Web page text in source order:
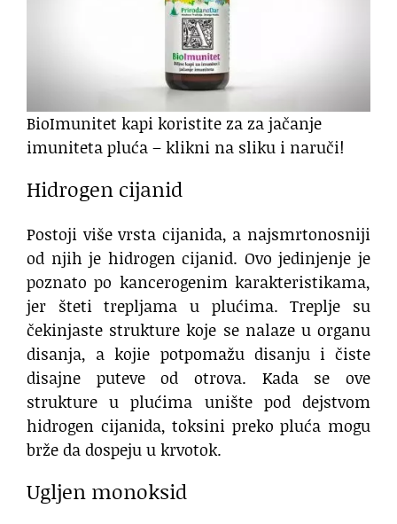
BioImunitet kapi koristite za za jačanje
imuniteta pluća – klikni na sliku i naruči!
Hidrogen cijanid
Postoji više vrsta cijanida, a najsmrtonosniji
od njih je hidrogen cijanid. Ovo jedinjenje je
poznato po kancerogenim karakteristikama,
jer šteti trepljama u plućima. Treplje su
čekinjaste strukture koje se nalaze u organu
disanja, a kojie potpomažu disanju i čiste
disajne puteve od otrova. Kada se ove
strukture u plućima unište pod dejstvom
hidrogen cijanida, toksini preko pluća mogu
brže da dospeju u krvotok.
Ugljen monoksid